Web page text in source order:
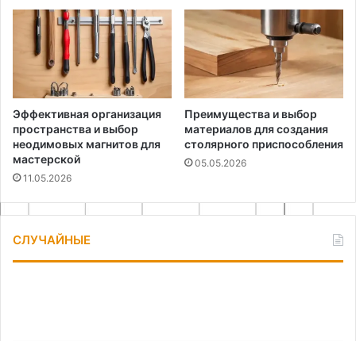
Эффективная организация
пространства и выбор
неодимовых магнитов для
мастерской
11.05.2026
Преимущества и выбор
материалов для создания
столярного приспособления
05.05.2026
СЛУЧАЙНЫЕ